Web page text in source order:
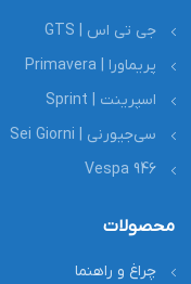
جی تی اس | GTS
پریماورا | Primavera
اسپرینت | Sprint
سی‌جیورنی | Sei Giorni
Vespa 946
محصولات
چراغ و راهنما